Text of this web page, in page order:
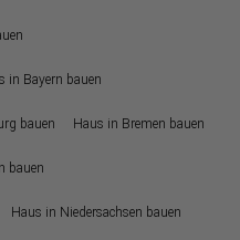
in Bayern bauen
bauen Haus in Bremen bauen
bauen
Haus in Niedersachsen bauen